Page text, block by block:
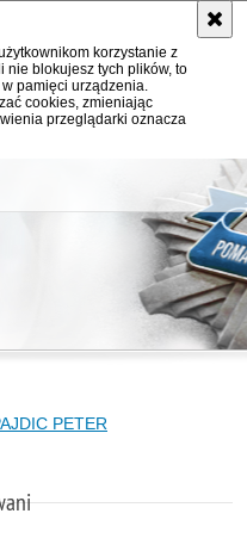
korzystanie z
nie blokujesz tych plików, to
pamięci urządzenia.
cookies, zmieniając
przeglądarki oznacza
PETER